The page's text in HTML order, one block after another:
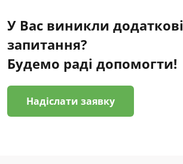
У Вас виникли додаткові
запитання?
Будемо раді допомогти!
Надіслати заявку